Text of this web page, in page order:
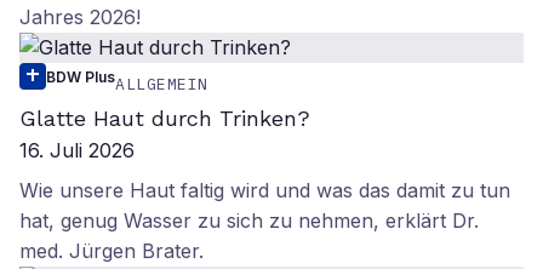
Jahres 2026!
BDW PlusALLGEMEIN
Glatte Haut durch Trinken?
16. Juli 2026
Wie unsere Haut faltig wird und was das damit zu tun
hat, genug Wasser zu sich zu nehmen, erklärt Dr.
med. Jürgen Brater.